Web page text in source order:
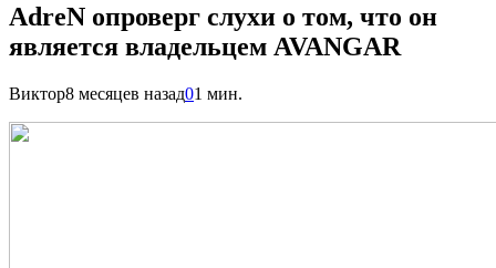
AdreN опроверг слухи о том, что он
является владельцем AVANGAR
Виктор8 месяцев назад01 мин.